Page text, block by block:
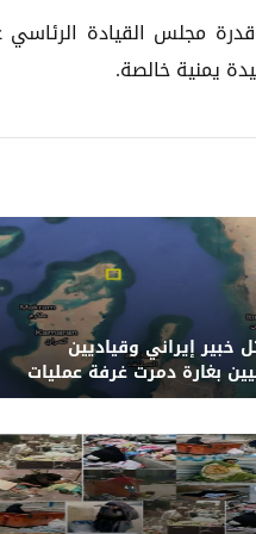
مجلس القيادة
يمنية خالصة.
خبير إيراني وقياديين
بغارة دمرت غرفة عمليات
صواريخ في كمران